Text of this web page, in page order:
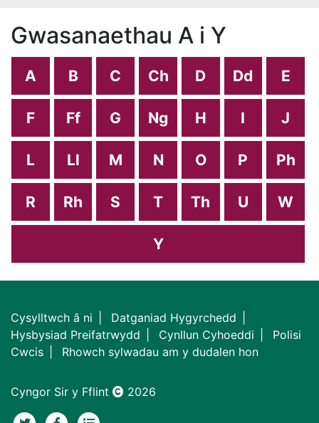
Gwasanaethau A i Y
A B C Ch D Dd E
F Ff G Ng H I J
L Ll M N O P Ph
R Rh S T Th U W
Y
Cysylltwch â ni
Datganiad Hygyrchedd
Hysbysiad Preifatrwydd
Cynllun Cyhoeddi
Polisi
Cwcis
Rhowch sylwadau am y dudalen hon
Cyngor Sir y Fflint 2026